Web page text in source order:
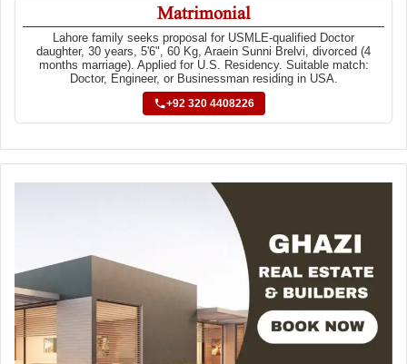
Matrimonial
Lahore family seeks proposal for USMLE-qualified Doctor
daughter, 30 years, 5'6", 60 Kg, Araein Sunni Brelvi, divorced (4
months marriage). Applied for U.S. Residency. Suitable match:
Doctor, Engineer, or Businessman residing in USA.
+92 320 4408226